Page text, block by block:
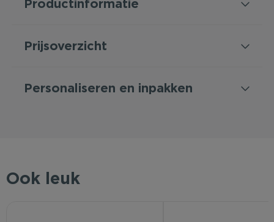
Productinformatie
Prijsoverzicht
Personaliseren en inpakken
Ook leuk